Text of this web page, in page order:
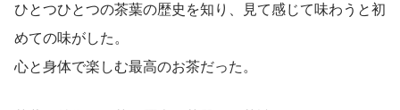
ひとつひとつの茶葉の歴史を知り、見て感じて味わうと初
めての味がした。
心と身体で楽しむ最高のお茶だった。